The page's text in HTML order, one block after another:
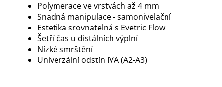
Polymerace ve vrstvách až 4 mm
Snadná manipulace - samonivelační
Estetika srovnatelná s Evetric Flow
Šetří čas u distálních výplní
Nízké smrštění
Univerzální odstín IVA (A2-A3)